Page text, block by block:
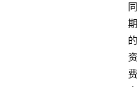
同
期
的
资
费